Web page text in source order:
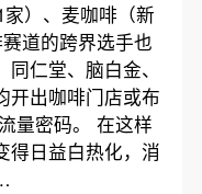
）、麦咖啡（新
道的跨界选手也
仁堂、脑白金、
开出咖啡门店或布
量密码。 在这样
得日益白热化，消